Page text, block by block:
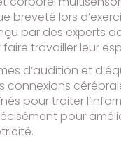
breveté lors
par des experts
travailler leur
d’audition et
pour traiter
pour